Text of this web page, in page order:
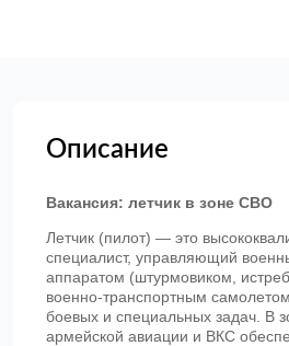
Описание
Вакансия: летчик в зоне СВО
Летчик (пилот) — это
специалист, управляющий
аппаратом (штурмовиком,
военно-транспортным
боевых и специальных задач. В
армейской авиации и ВКС